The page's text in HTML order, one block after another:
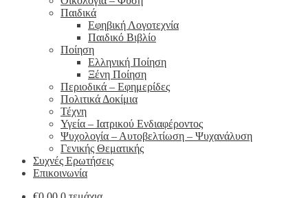
Παιδικά
Εφηβική Λογοτεχνία
Παιδικό Βιβλίο
Ποίηση
Ελληνική Ποίηση
Ξένη Ποίηση
Περιοδικά – Εφημερίδες
Πολιτικά Δοκίμια
Τέχνη
Υγεία – Ιατρικού Ενδιαφέροντος
Ψυχολογία – Αυτοβελτίωση – Ψυχανάλυση
Γενικής Θεματικής
Συχνές Ερωτήσεις
Επικοινωνία